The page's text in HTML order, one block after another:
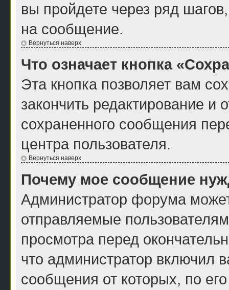
вы пройдете через ряд
на сообщение.
Вернуться наверх
Что означает кнопка
Эта кнопка позволяет вам
закончить редактирование и
сохраненного сообщения
центра пользователя.
Вернуться наверх
Почему мое сообщение
Администратор форума
отправляемые
просмотра перед
что администратор включил
сообщения от которых, по